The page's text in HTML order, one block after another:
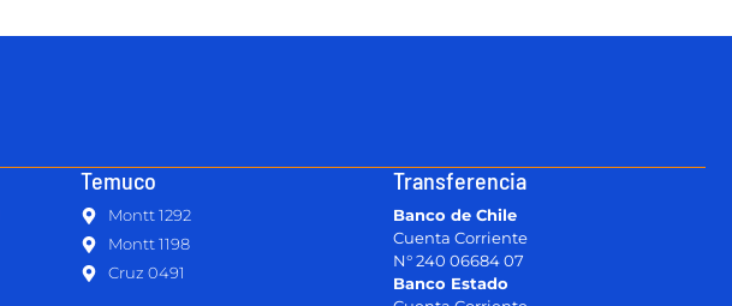
Temuco
Montt 1292
Montt 1198
Cruz 0491
Transferencia
Banco de Chile
Cuenta Corriente
N° 240 06684 07
Banco Estado